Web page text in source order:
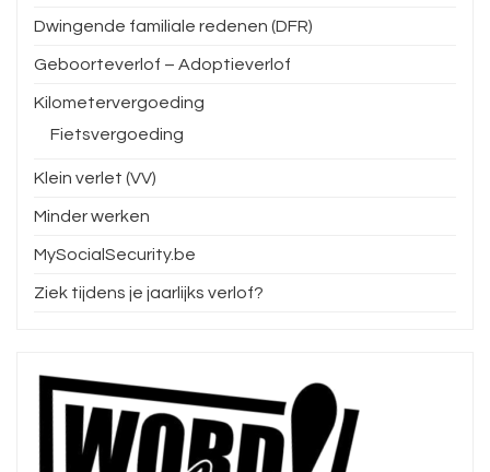
Dwingende familiale redenen (DFR)
Geboorteverlof – Adoptieverlof
Kilometervergoeding
Fietsvergoeding
Klein verlet (VV)
Minder werken
MySocialSecurity.be
Ziek tijdens je jaarlijks verlof?